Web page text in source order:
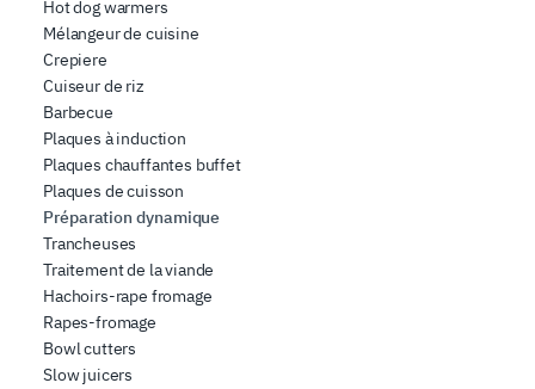
Hot dog warmers
Mélangeur de cuisine
Crepiere
Cuiseur de riz
Barbecue
Plaques à induction
Plaques chauffantes buffet
Plaques de cuisson
Préparation dynamique
Trancheuses
Traitement de la viande
Hachoirs-rape fromage
Rapes-fromage
Bowl cutters
Slow juicers